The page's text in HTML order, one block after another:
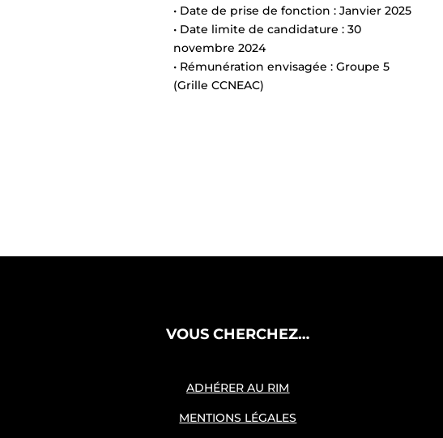
• Date de prise de fonction : Janvier 2025
• Date limite de candidature : 30
novembre 2024
• Rémunération envisagée : Groupe 5
(Grille CCNEAC)
VOUS CHERCHEZ…
ADHÉRER AU RIM
MENTIONS LÉGALES